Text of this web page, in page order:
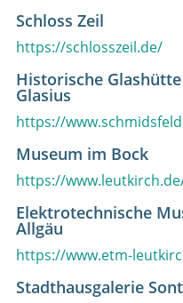
Schloss Zeil
https://schlosszeil.de/
Historische
Glasius
https://
Museum im Bock
https://
Elektrotechnische
Allgäu
https://www.etm-
Stadthausgalerie